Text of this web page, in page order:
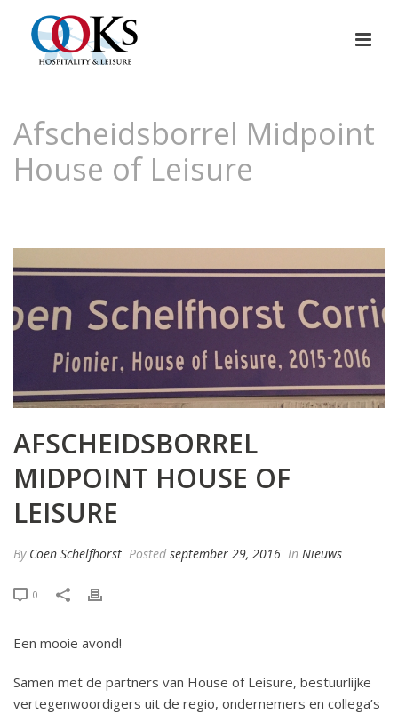
Afscheidsborrel Midpoint
House of Leisure
AFSCHEIDSBORREL
MIDPOINT HOUSE OF
LEISURE
By Coen Schelfhorst Posted september 29, 2016 In Nieuws
0
Een mooie avond!
Samen met de partners van House of Leisure, bestuurlijke
vertegenwoordigers uit de regio, ondernemers en collega’s